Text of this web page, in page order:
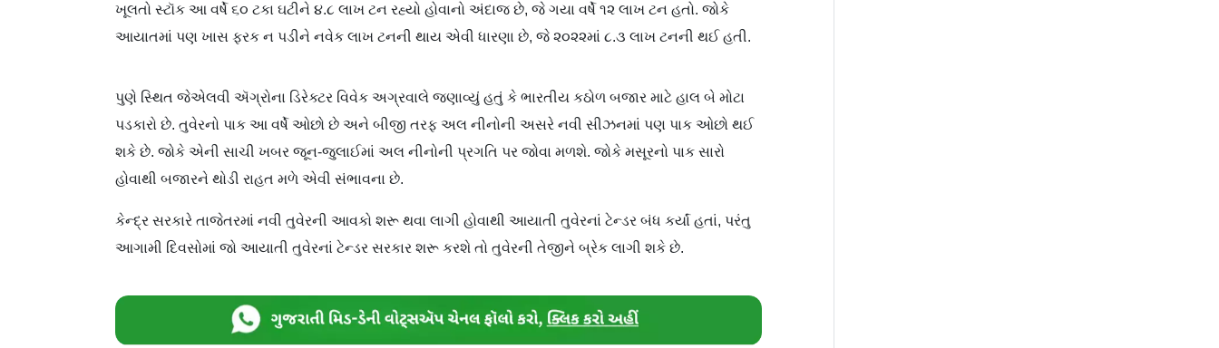
ખૂલતો સ્ટૉક આ વર્ષે ૬૦ ટકા ઘટીને ૪.૮ લાખ ટન રહ્યો હોવાનો અંદાજ છે, જે ગયા વર્ષે ૧૨ લાખ ટન હતો. જોકે
આયાતમાં પણ ખાસ ફરક ન પડીને નવેક લાખ ટનની થાય એવી ધારણા છે, જે ૨૦૨૨માં ૮.૩ લાખ ટનની થઈ હતી.
પુણે સ્થિત જેએલવી ઍગ્રોના ડિરેક્ટર વિવેક અગ્રવાલે જણાવ્યું હતું કે ભારતીય કઠોળ બજાર માટે હાલ બે મોટા
પડકારો છે. તુવેરનો પાક આ વર્ષે ઓછો છે અને બીજી તરફ અલ નીનોની અસરે નવી સીઝનમાં પણ પાક ઓછો થઈ
શકે છે. જોકે એની સાચી ખબર જૂન-જુલાઈમાં અલ નીનોની પ્રગતિ પર જોવા મળશે. જોકે મસૂરનો પાક સારો
હોવાથી બજારને થોડી રાહત મળે એવી સંભાવના છે.
કેન્દ્ર સરકારે તાજેતરમાં નવી તુવેરની આવકો શરૂ થવા લાગી હોવાથી આયાતી તુવેરનાં ટેન્ડર બંધ કર્યાં હતાં, પરંતુ
આગામી દિવસોમાં જો આયાતી તુવેરનાં ટેન્ડર સરકાર શરૂ કરશે તો તુવેરની તેજીને બ્રેક લાગી શકે છે.